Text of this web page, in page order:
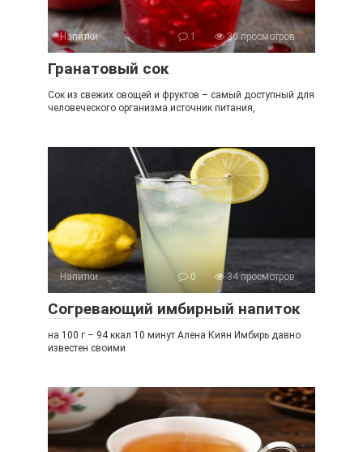
Напитки 1 30 просмотров
Гранатовый сок
Сок из свежих овощей и фруктов – самый доступный для
человеческого организма источник питания,
Напитки 0 34 просмотров
Согревающий имбирный напиток
на 100 г – 94 ккал 10 минут Алена Киян Имбирь давно
известен своими